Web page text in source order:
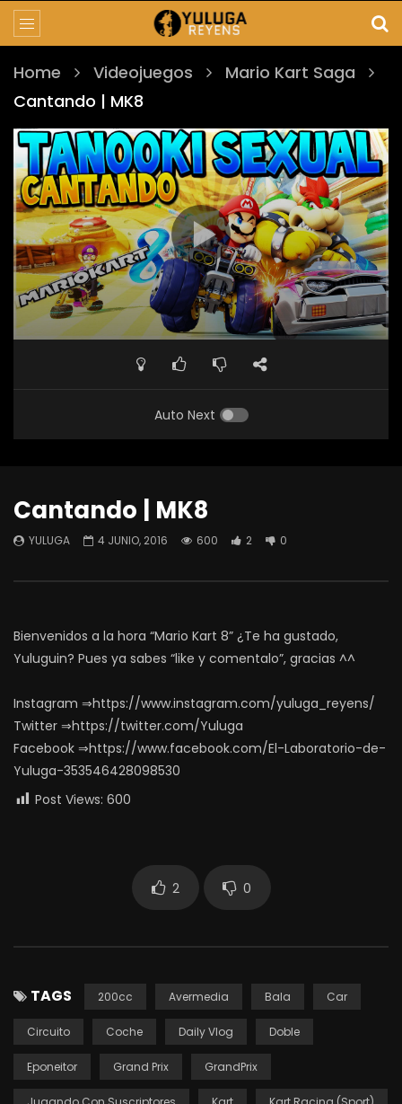
Home Videojuegos
Mario Kart Saga
Cantando | MK8
Auto Next
Cantando | MK8
YULUGA 4 JUNIO, 2016 600 2 0
Bienvenidos a la hora “Mario Kart 8” ¿Te ha gustado,
Yuluguin? Pues ya sabes “like y comentalo”, gracias ^^
Instagram ⇒https://www.instagram.com/yuluga_reyens/
Twitter ⇒https://twitter.com/Yuluga
Facebook ⇒https://www.facebook.com/El-Laboratorio-de-
Yuluga-353546428098530
Post Views: 600
2 0
TAGS 200cc Avermedia Bala Car
Circuito Coche Daily Vlog Doble
Eponeitor Grand Prix GrandPrix